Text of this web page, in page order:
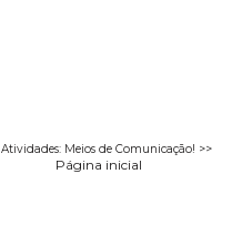
Atividades: Meios de Comunicação! >>
Página inicial